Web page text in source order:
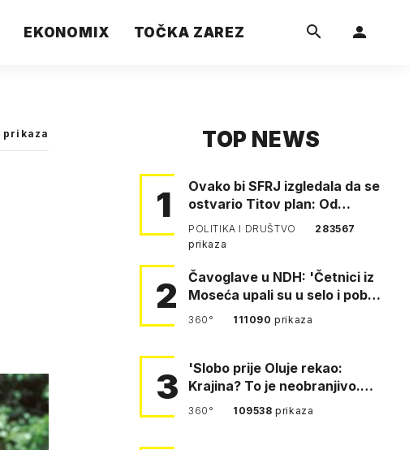
EKONOMIX TOČKA ZAREZ
prikaza TOP NEWS
1
Ovako bi SFRJ izgledala da se
ostvario Titov plan: Od
Klagenfurta do Istanbula!
POLITIKA I DRUŠTVO
283567
prikaza
2
Čavoglave u NDH: 'Četnici iz
Moseća upali su u selo i pobili
obitelj Perković'
360° 111090prikaza
3
'Slobo prije Oluje rekao:
Krajina? To je neobranjivo.
Tuđmana zvao Krivousti'
360° 109538prikaza